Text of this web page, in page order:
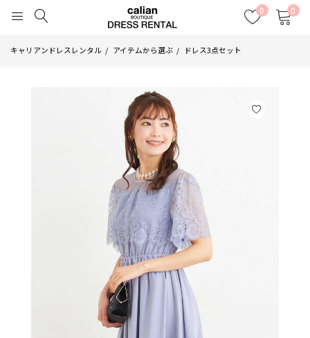
0 0
キャリアンドレスレンタル アイテムから選ぶ ドレス3点セット